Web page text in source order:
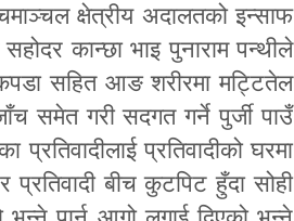
क्षेत्रीय अदालतको इन्साफ
कान्छा भाइ पुनाराम पन्थीले
सहित आङ शरीरमा मट्टितेल
समेत गरी सदगत गर्ने पुर्जी पाउँ
प्रतिवादीको घरमा
बीच कुटपिट हुँदा सोही